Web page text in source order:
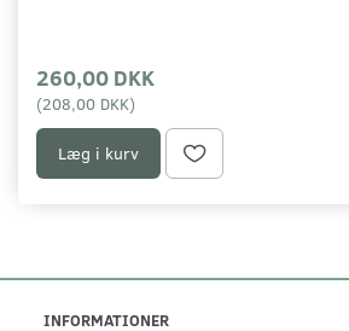
260,00 DKK
(208,00 DKK)
Læg i kurv
INFORMATIONER